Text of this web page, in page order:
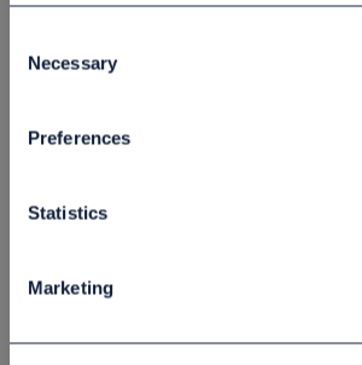
Selection
Necessary
Preferences
Statistics
Marketing
Specifikation